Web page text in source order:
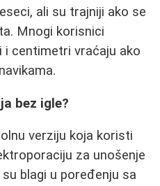
ali su trajniji ako se
Mnogi korisnici
i centimetri vraćaju ako
bez igle?
verziju koja koristi
za unošenje
blagi u poređenju sa